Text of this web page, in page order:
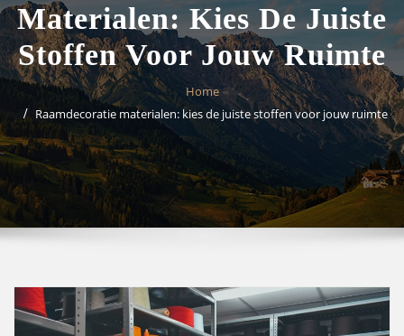
Materialen: Kies De Juiste
Stoffen Voor Jouw Ruimte
Home
Raamdecoratie materialen: kies de juiste stoffen voor jouw ruimte